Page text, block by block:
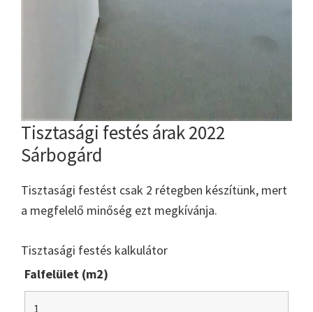
Tisztasági festés árak 2022
Sárbogárd
Tisztasági festést csak 2 rétegben készítünk, mert
a megfelelő minőség ezt megkívánja.
Tisztasági festés kalkulátor
Falfelület (m2)